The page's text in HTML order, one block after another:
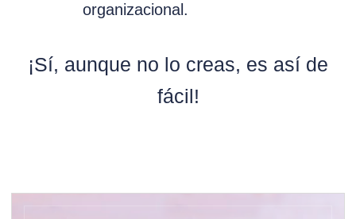
organizacional.
¡Sí, aunque no lo creas, es así de
fácil!